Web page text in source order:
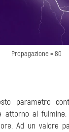
Propagazione = 80
parametro
attorno al
Ad un valore